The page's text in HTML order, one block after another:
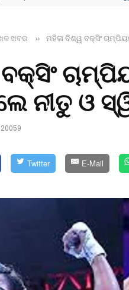
ଖବର ›› ମହିଳା ବିଶ୍ୱ ବକ୍ସିଂ
ନୀତୁ ଓ
20059
Twitter E-Mail